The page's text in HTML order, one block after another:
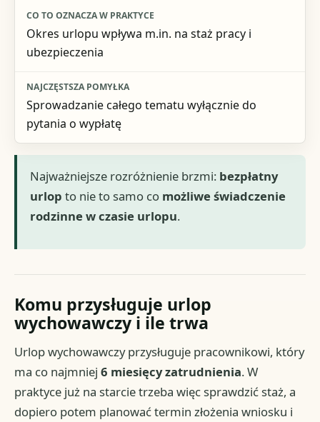
Okres urlopu wpływa m.in. na staż pracy i
ubezpieczenia
Sprowadzanie całego tematu wyłącznie do
pytania o wypłatę
Najważniejsze rozróżnienie brzmi: bezpłatny
urlop to nie to samo co możliwe świadczenie
rodzinne w czasie urlopu.
Komu przysługuje urlop
wychowawczy i ile trwa
Urlop wychowawczy przysługuje pracownikowi, który
ma co najmniej6 miesięcy zatrudnienia. W
praktyce już na starcie trzeba więc sprawdzić staż, a
dopiero potem planować termin złożenia wniosku i